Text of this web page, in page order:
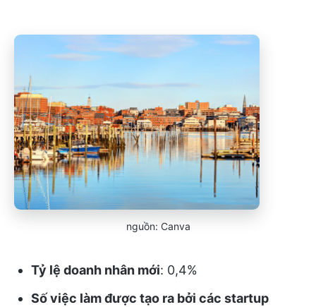
nguồn: Canva
Tỷ lệ doanh nhân mới: 0,4%
Số việc làm được tạo ra bởi các startup